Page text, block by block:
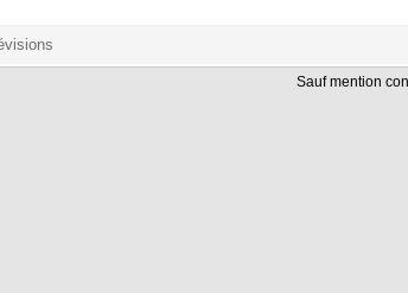
Sauf mention